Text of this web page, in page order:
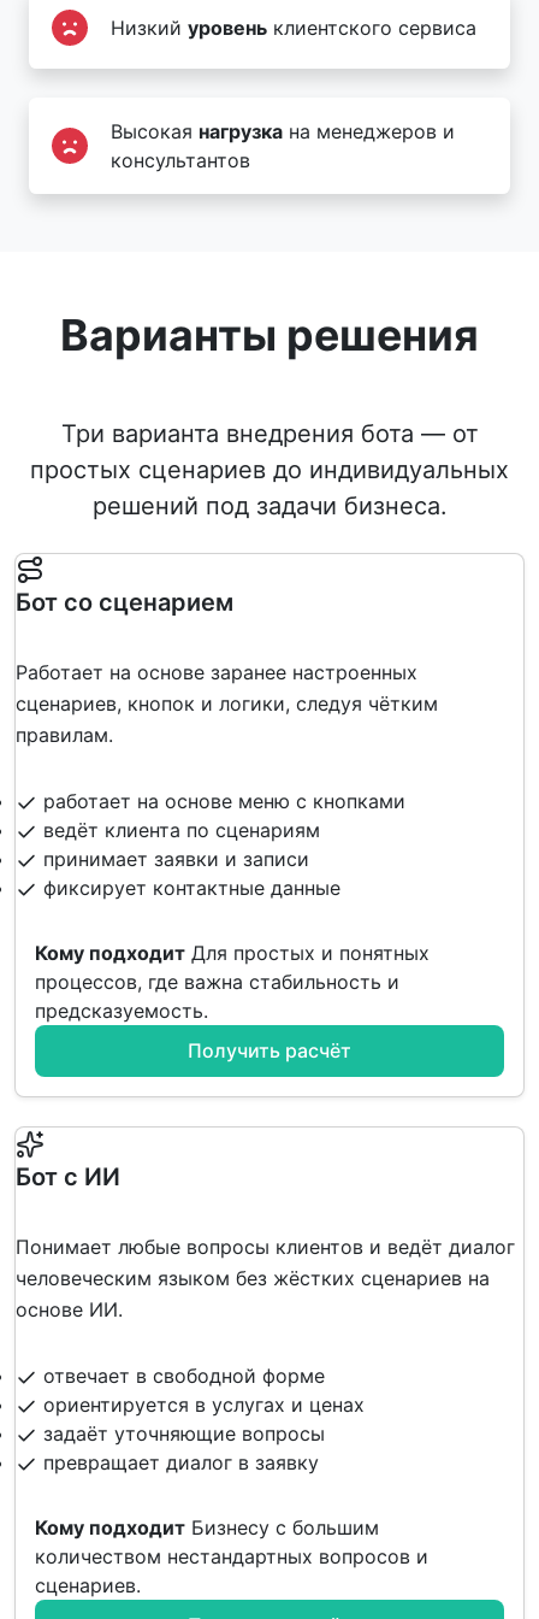
Низкий уровень клиентского сервиса
Высокая нагрузка на менеджеров и
консультантов
Варианты решения
Три варианта внедрения бота — от
простых сценариев до индивидуальных
решений под задачи бизнеса.
Бот со сценарием
Работает на основе заранее настроенных
сценариев, кнопок и логики, следуя чётким
правилам.
работает на основе меню с кнопками
ведёт клиента по сценариям
принимает заявки и записи
фиксирует контактные данные
Кому подходит Для простых и понятных
процессов, где важна стабильность и
предсказуемость.
Получить расчёт
Бот с ИИ
Понимает любые вопросы клиентов и ведёт диалог
человеческим языком без жёстких сценариев на
основе ИИ.
отвечает в свободной форме
ориентируется в услугах и ценах
задаёт уточняющие вопросы
превращает диалог в заявку
Кому подходит Бизнесу с большим
количеством нестандартных вопросов и
сценариев.